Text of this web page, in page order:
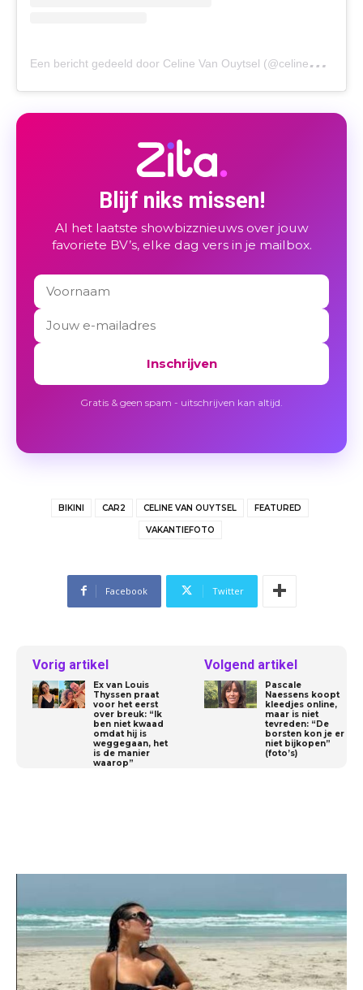
E
en bericht gedeeld door Celine Van Ouytsel (@celinevanouytsel)
Blijf niks missen!
Al het laatste showbizznieuws over jouw
favoriete BV’s, elke dag vers in je mailbox.
Inschrijven
Gratis & geen spam - uitschrijven kan altijd.
BIKINI CAR2 CELINE VAN OUYTSEL FEATURED
VAKANTIEFOTO
Facebook Twitter
Vorig artikel
Ex van Louis
Thyssen praat
voor het eerst
over breuk: “Ik
ben niet kwaad
omdat hij is
weggegaan, het
is de manier
waarop”
Volgend artikel
Pascale
Naessens koopt
kleedjes online,
maar is niet
tevreden: “De
borsten kon je er
niet bijkopen”
(foto’s)